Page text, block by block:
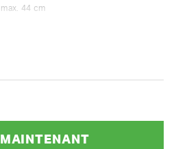
44 cm
MAINTENANT